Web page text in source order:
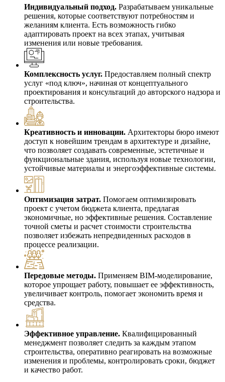
Индивидуальный подход. Разрабатываем уникальные
решения, которые соответствуют потребностям и
желаниям клиента. Есть возможность гибко
адаптировать проект на всех этапах, учитывая
изменения или новые требования.
Комплексность услуг. Предоставляем полный спектр
услуг «под ключ», начиная от концептуального
проектирования и консультаций до авторского надзора и
строительства.
Креативность и инновации. Архитекторы бюро имеют
доступ к новейшим трендам в архитектуре и дизайне,
что позволяет создавать современные, эстетичные и
функциональные здания, используя новые технологии,
устойчивые материалы и энергоэффективные системы.
Оптимизация затрат. Помогаем оптимизировать
проект с учетом бюджета клиента, предлагая
экономичные, но эффективные решения. Составление
точной сметы и расчет стоимости строительства
позволяет избежать непредвиденных расходов в
процессе реализации.
Передовые методы. Применяем BIM-моделирование,
которое упрощает работу, повышает ее эффективность,
увеличивает контроль, помогает экономить время и
средства.
Эффективное управление. Квалифицированный
менеджмент позволяет следить за каждым этапом
строительства, оперативно реагировать на возможные
изменения и проблемы, контролировать сроки, бюджет
и качество работ.